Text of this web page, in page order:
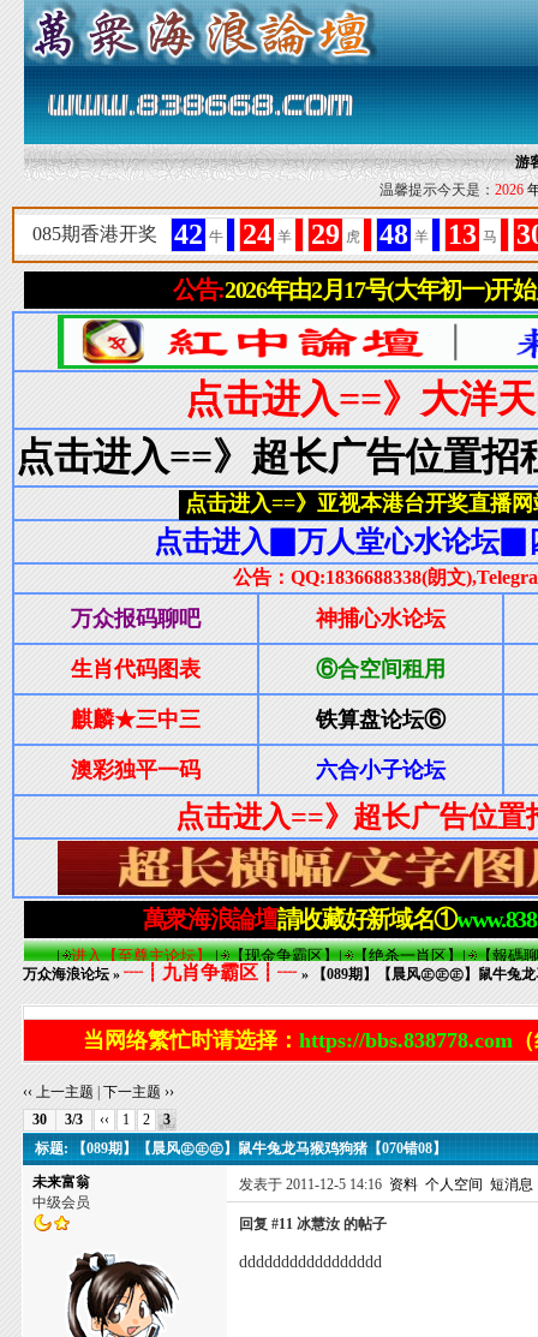
游
温馨提示今天是： 2026
万众海浪论坛 »┈┋九肖争霸区┋┈» 【089期】【晨风㊣㊣㊣】鼠牛兔
当网络繁忙时请选择： https://bbs.838778.com
‹‹ 上一主题 |下一主题 ››
30
3/3 ‹‹ 1 2
3
标题: 【089期】【晨风㊣㊣㊣】鼠牛兔龙马猴鸡狗猪【070错08】
未来富翁
中级会员
发表于 2011-12-5 14:16 资料 个人空间 短消息
回复 #11 冰慧汝 的帖子
ddddddddddddddddd